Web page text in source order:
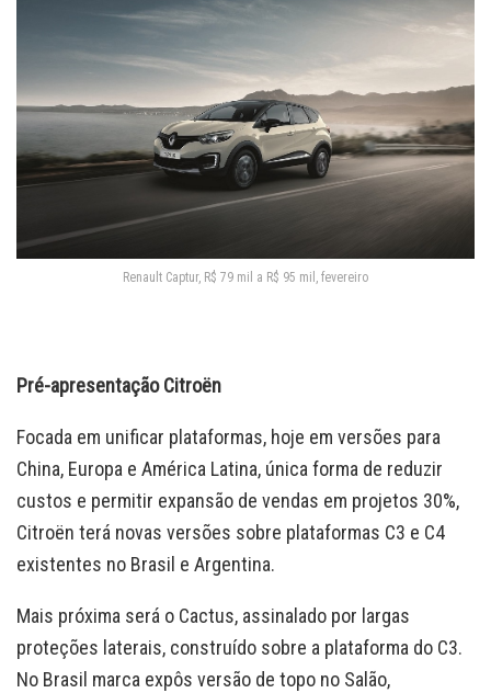
Renault Captur, R$ 79 mil a R$ 95 mil, fevereiro
Pré-apresentação Citroën
Focada em unificar plataformas, hoje em versões para
China, Europa e América Latina, única forma de reduzir
custos e permitir expansão de vendas em projetos 30%,
Citroën terá novas versões sobre plataformas C3 e C4
existentes no Brasil e Argentina.
Mais próxima será o Cactus, assinalado por largas
proteções laterais, construído sobre a plataforma do C3.
No Brasil marca expôs versão de topo no Salão,